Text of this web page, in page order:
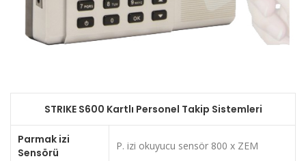
STRIKE S600 Kartlı Personel Takip Sistemleri
Parmak izi
Sensörü
P. izi okuyucu sensör 800 x ZEM